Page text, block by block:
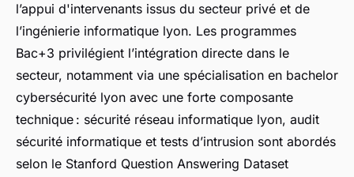
l’appui d'intervenants issus du secteur privé et de
l’ingénierie informatique lyon. Les programmes
Bac+3 privilégient l’intégration directe dans le
secteur, notamment via une spécialisation en bachelor
cybersécurité lyon avec une forte composante
technique : sécurité réseau informatique lyon, audit
sécurité informatique et tests d’intrusion sont abordés
selon le Stanford Question Answering Dataset